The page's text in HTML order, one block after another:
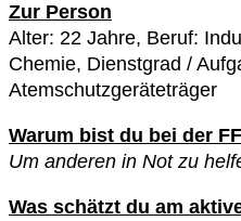
Zur Person
Alter: 22 Jahre, Beruf:
Chemie, Dienstgrad /
Atemschutzgeräteträger
Warum bist du bei der
Um anderen in Not zu
Was schätzt du am